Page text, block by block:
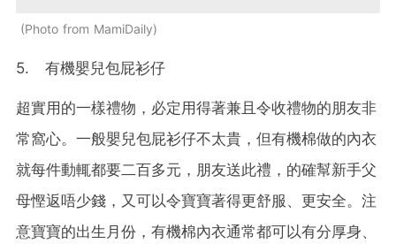
Photo from MamiDaily
5. 有機嬰兒包屁衫仔
超實用的一樣禮物，必定用得著兼且令收禮物的朋友非
常窩心。一般嬰兒包屁衫仔不太貴，但有機棉做的內衣
就每件動輒都要二百多元，朋友送此禮，的確幫新手父
母慳返唔少錢，又可以令寶寶著得更舒服、更安全。注
意寶寶的出生月份，有機棉內衣通常都可以有分厚身、